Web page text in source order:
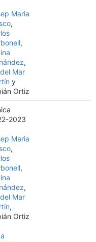
Maria
,
,
,
Mar
y
Ortiz
2023
Maria
,
,
,
Mar
,
Ortiz